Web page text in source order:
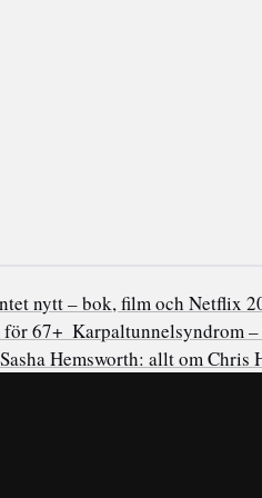
nytt – bok, film och Netflix
för 67+ Karpaltunnelsyndrom
Sasha Hemsworth: allt om Chris